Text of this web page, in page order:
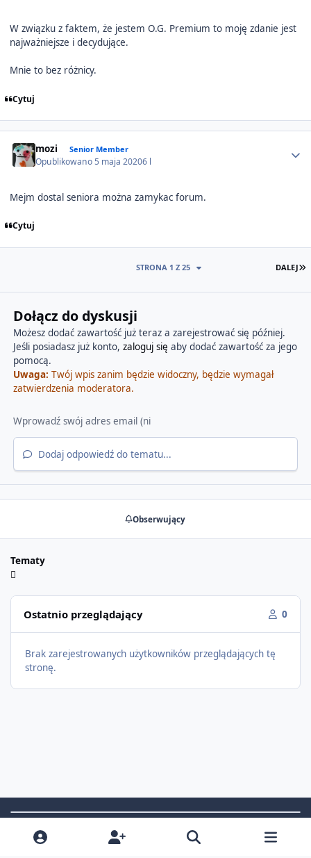
W związku z faktem, że jestem O.G. Premium to moję zdanie jest
najważniejsze i decydujące.
Mnie to bez różnicy.
Cytuj
mozi Senior Member
Opublikowano 5 maja 20206 l
Mejm dostal seniora można zamykac forum.
Cytuj
DALEJ
STRONA 1 Z 25
Dołącz do dyskusji
Możesz dodać zawartość już teraz a zarejestrować się później.
Jeśli posiadasz już konto, zaloguj się aby dodać zawartość za jego
pomocą.
Uwaga: Twój wpis zanim będzie widoczny, będzie wymagał
zatwierdzenia moderatora.
Dodaj odpowiedź do tematu...
Obserwujący
Tematy
Ostatnio przeglądający 0
Brak zarejestrowanych użytkowników przeglądających tę
stronę.
Light ModeDark ModeSystem Preference
t